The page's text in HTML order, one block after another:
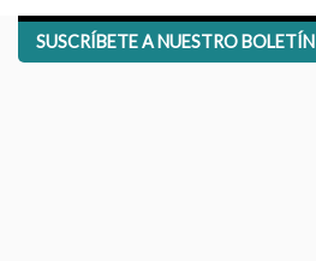
SUSCRÍBETE A NUESTRO BOLETÍN